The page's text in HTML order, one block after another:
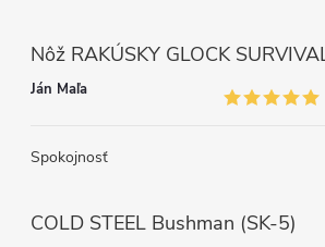
Ján Maľa
Spokojnosť
COLD STEEL Bushman (SK-5)